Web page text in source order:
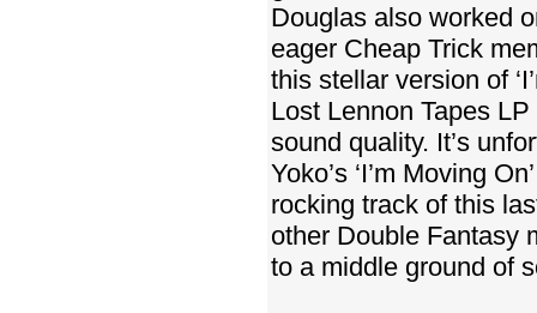
Douglas also worked
eager Cheap Trick
this stellar version of
Lost Lennon Tapes
sound quality. It’s
Yoko’s ‘I’m Moving
rocking track of this
other Double Fantasy
to a middle ground of